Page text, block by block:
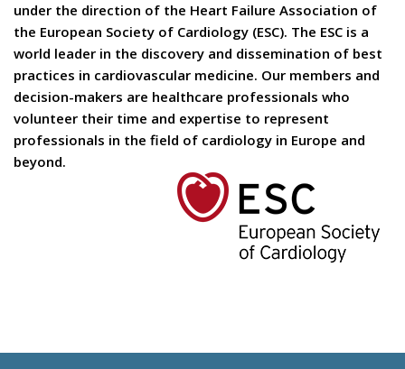
under the direction of the Heart Failure Association of
the European Society of Cardiology (ESC). The ESC is a
world leader in the discovery and dissemination of best
practices in cardiovascular medicine. Our members and
decision-makers are healthcare professionals who
volunteer their time and expertise to represent
professionals in the field of cardiology in Europe and
beyond.